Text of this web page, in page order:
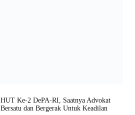
HUT Ke-2 DePA-RI, Saatnya Advokat
Bersatu dan Bergerak Untuk Keadilan